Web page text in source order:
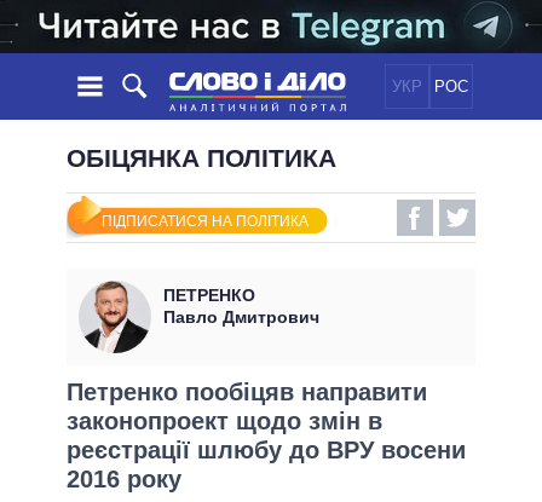
УКР РОС
НОВИНИ
СТРІЧКА
ПОДІЇ
СТАТТІ
ДУМКИ
ОГЛЯДИ
ДАЙДЖЕСТИ
ПОЛІТИКА
ЕКОНОМІКА
СВІТ
ОБIЦЯНКИ
УСІ ПОЛІТИКИ
ПРЕЗИДЕНТ І ОФІС
ВЕРХОВНА РАДА
КАБІНЕТ МІНІСТРІВ
ГОЛОВИ ОБЛАДМІНІСТРАЦІЙ
МЕРИ МІСТ
ІНФОГРАФІКА
ПІДТРИМАТИ
ПОРІВНЯННЯ ПОЛІТИКІВ
ОБІЦЯНКА ПОЛІТИКА
ПІДПИСАТИСЯ НА ПОЛІТИКА
ПЕТРЕНКО
Павло Дмитрович
Петренко пообіцяв направити
законопроект щодо змін в
реєстрації шлюбу до ВРУ восени
2016 року